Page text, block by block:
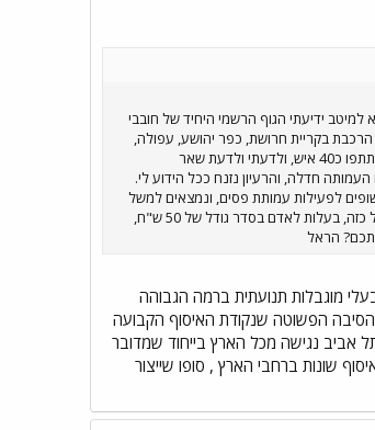
ידיעתי הגוף הרשמי היחיד של חובבי
בקריית חרושת, כפר יהושע, עפולה,
ביתן שאן, גשר, צמח ובגשרי הרכבת הגדולים ליד חמת גדר. הטיול הודרך ע"י פעילי העמותה, ובהם כמה ממומחי הרכבת הגדולים בארץ. בטיול השתתפו כ40 איש, ולדעתי ולדעת שאר
חדלה, והרעיון נזנח ככל הידוע לי.
לפעילות עמותת פסים, ונמצאים למשל
פה בפורום. אם נצליח ליצור מומנטום של ביקוש לטיול כזה, אני בטוח שניתן יהיה לארגן משהו, גם בלי העמותה. אז אם הייתם רוצים להשתתף בטיול כזה, בעלות לאדם בסדר גודל של 50 ש"ח,
הראל
מוגבלות תנועתית ברמה הגבוהה
מהסיבה הפשוטה שנקודת האיסוף הקבועה
אביב נגישה מכל הארץ בייחוד שמדובר
שונות ברחבי הארץ , סופו שייצור